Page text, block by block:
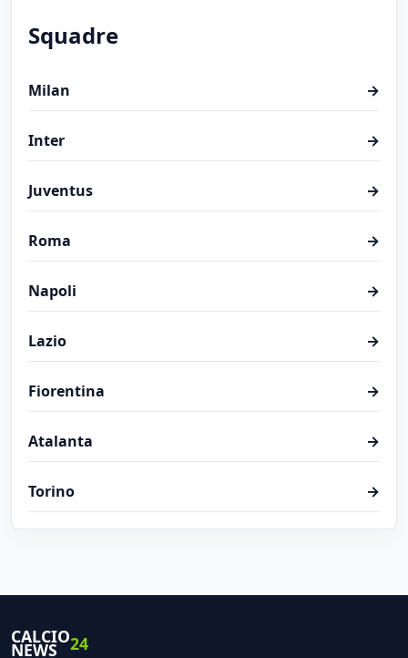
Squadre
Milan →
Inter →
Juventus →
Roma →
Napoli →
Lazio →
Fiorentina →
Atalanta →
Torino →
CALCIO
NEWS 24